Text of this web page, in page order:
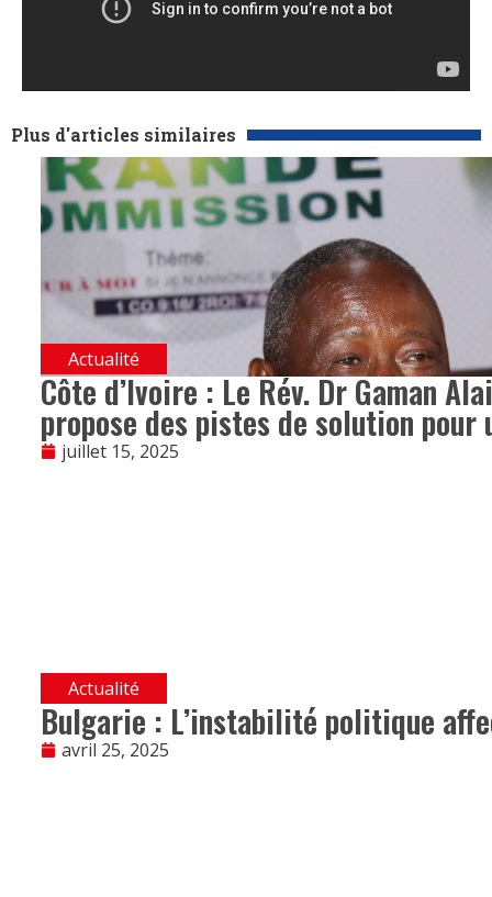
Plus d'articles similaires
Actualité
Côte d’Ivoire : Le Rév. Dr Gaman
propose des pistes de solution
juillet 15, 2025
Actualité
Bulgarie : L’instabilité politique
avril 25, 2025